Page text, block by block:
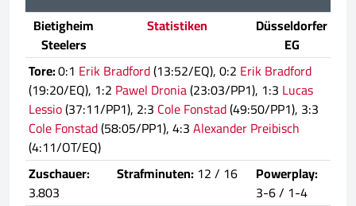
Bietigheim
Steelers
Statistiken
Düsseldorfer
EG
Tore:0:1 Erik Bradford(13:52/EQ), 0:2 Erik Bradford
(19:20/EQ), 1:2 Pawel Dronia(23:03/PP1), 1:3 Lucas
Lessio(37:11/PP1), 2:3 Cole Fonstad(49:50/PP1), 3:3
Cole Fonstad(58:05/PP1), 4:3Alexander Preibisch
(4:11/OT/EQ)
Zuschauer:
3.803
Strafminuten: 12 / 16
Powerplay:
3-6 / 1-4